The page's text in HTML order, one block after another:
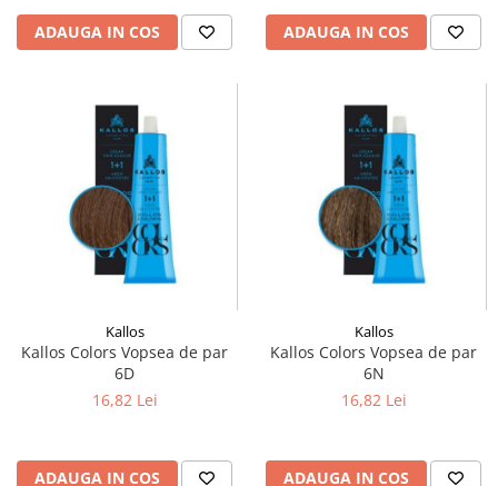
ADAUGA IN COS ADAUGA IN COS
Kallos
Kallos Colors Vopsea de par
6D
16,82 Lei
ADAUGA IN COS
Kallos
Kallos Colors Vopsea de par
6N
16,82 Lei
ADAUGA IN COS